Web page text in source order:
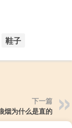
鞋子
下一篇
烟为什么是直的